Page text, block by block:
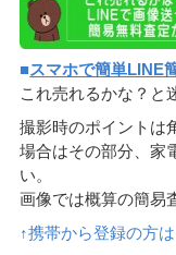
■スマホで簡単LINE
これ売れるかな？と
撮影時のポイントは
場合はその部分、家
い。
画像では概算の簡易
↑携帯から登録の方